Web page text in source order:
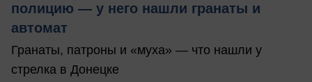
полицию — у него нашли гранаты и
автомат
Гранаты, патроны и «муха» — что нашли у
стрелка в Донецке